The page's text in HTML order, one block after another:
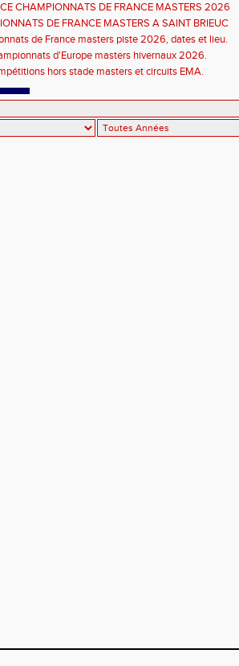
CHAMPIONNATS DE FRANCE MASTERS 2026
COMBINÉES ET ÉPREUVES DE DEMI FOND LONG.
DE FRANCE MASTERS A SAINT BRIEUC
de l'organisation.
de France masters piste 2026, dates et lieu.
d'Europe masters hivernaux 2026.
hors stade masters et circuits EMA.